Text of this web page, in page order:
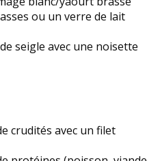
ou un verre de lait
seigle avec une noisette
crudités avec un filet